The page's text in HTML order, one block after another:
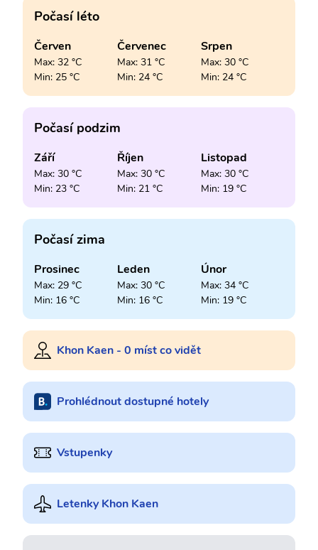
Počasí léto
Červen
Max: 32 °C
Min: 25 °C
Červenec
Max: 31 °C
Min: 24 °C
Srpen
Max: 30 °C
Min: 24 °C
Počasí podzim
Září
Max: 30 °C
Min: 23 °C
Říjen
Max: 30 °C
Min: 21 °C
Listopad
Max: 30 °C
Min: 19 °C
Počasí zima
Prosinec
Max: 29 °C
Min: 16 °C
Leden
Max: 30 °C
Min: 16 °C
Únor
Max: 34 °C
Min: 19 °C
Khon Kaen - 0 míst co vidět
Prohlédnout dostupné hotely
Vstupenky
Letenky Khon Kaen